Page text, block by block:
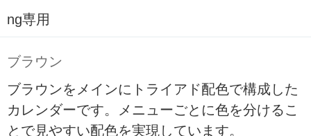
ng専用
ブラウン
ブラウンをメインにトライアド配色で構成した
カレンダーです。メニューごとに色を分けるこ
とで見やすい配色を実現しています。